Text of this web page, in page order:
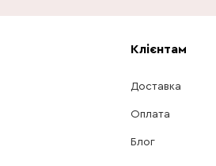
Клієнтам
Доставка
Оплата
Блог